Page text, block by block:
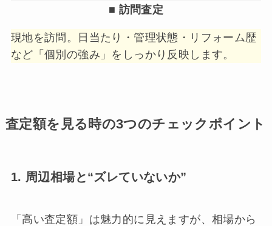
■ 訪問査定
現地を訪問。日当たり・管理状態・リフォーム歴
など「個別の強み」をしっかり反映します。
査定額を見る時の3つのチェックポイント
1. 周辺相場と“ズレていないか”
「高い査定額」は魅力的に見えますが、相場から